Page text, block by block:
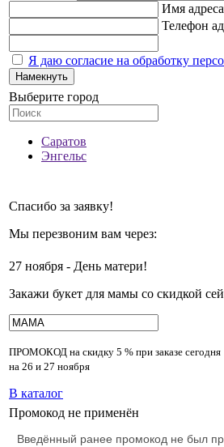
Имя
Телефон
Я даю согласие на обработку
Намекнуть
Выберите город
Саратов
Энгельс
Спасибо за заявку!
Мы перезвоним вам через:
27 ноября - День матери!
Закажи букет для мамы со скидкой
ПРОМОКОД на скидку 5 % при заказе сегодня
на 26 и 27 ноября
В каталог
Промокод не применён
Введённый ранее промокод не был